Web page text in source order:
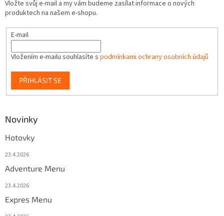
Vložte svůj e-mail a my vám budeme zasílat informace o nových
produktech na našem e-shopu.
E-mail
Vložením e-mailu souhlasíte s podmínkami ochrany osobních údajů
PŘIHLÁSIT SE
Novinky
Hotovky
23.4.2026
Adventure Menu
23.4.2026
Expres Menu